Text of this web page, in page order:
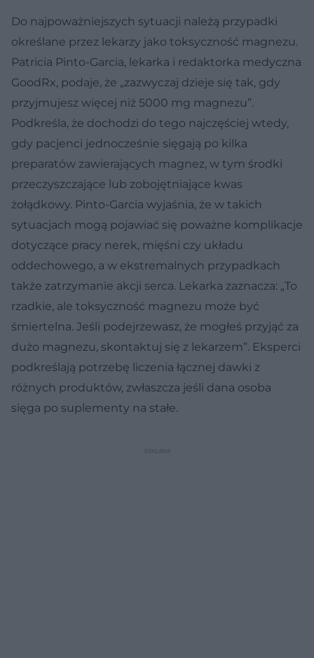
Do najpoważniejszych sytuacji należą przypadki
określane przez lekarzy jako toksyczność magnezu.
Patricia Pinto-Garcia, lekarka i redaktorka medyczna
GoodRx, podaje, że „zazwyczaj dzieje się tak, gdy
przyjmujesz więcej niż 5000 mg magnezu”.
Podkreśla, że dochodzi do tego najczęściej wtedy,
gdy pacjenci jednocześnie sięgają po kilka
preparatów zawierających magnez, w tym środki
przeczyszczające lub zobojętniające kwas
żołądkowy. Pinto-Garcia wyjaśnia, że w takich
sytuacjach mogą pojawiać się poważne komplikacje
dotyczące pracy nerek, mięśni czy układu
oddechowego, a w ekstremalnych przypadkach
także zatrzymanie akcji serca. Lekarka zaznacza: „To
rzadkie, ale toksyczność magnezu może być
śmiertelna. Jeśli podejrzewasz, że mogłeś przyjąć za
dużo magnezu, skontaktuj się z lekarzem”. Eksperci
podkreślają potrzebę liczenia łącznej dawki z
różnych produktów, zwłaszcza jeśli dana osoba
sięga po suplementy na stałe.